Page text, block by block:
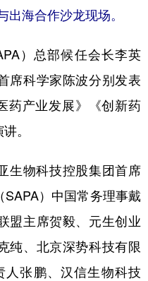
海合作沙龙现场。
）总部候任会长李英
席科学家陈波分别发表
药产业发展》《创新药
。
物科技控股集团首席
）中国常务理事戴
盟主席贺毅、元生创业
纯、北京深势科技有限
张鹏、汉信生物科技